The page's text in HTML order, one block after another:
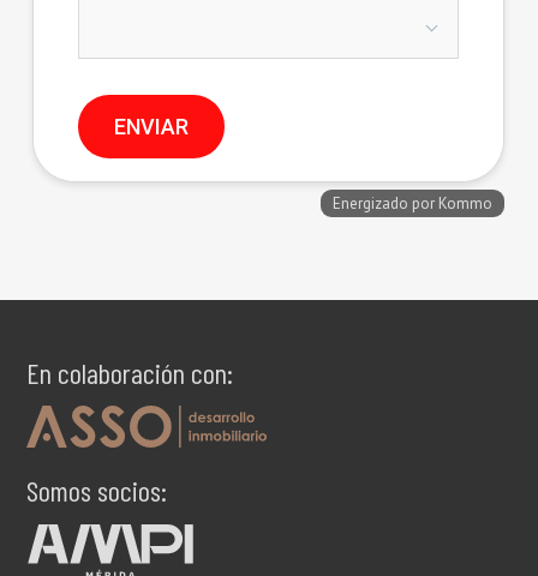
En colaboración con:
Somos socios: